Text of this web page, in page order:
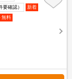
確認）
新着
無料